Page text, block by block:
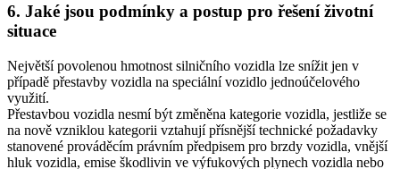
6. Jaké jsou podmínky a postup pro řešení životní
situace
Největší povolenou hmotnost silničního vozidla lze snížit jen v
případě přestavby vozidla na speciální vozidlo jednoúčelového
využití.
Přestavbou vozidla nesmí být změněna kategorie vozidla, jestliže se
na nově vzniklou kategorii vztahují přísnější technické požadavky
stanovené prováděcím právním předpisem pro brzdy vozidla, vnější
hluk vozidla, emise škodlivin ve výfukových plynech vozidla nebo